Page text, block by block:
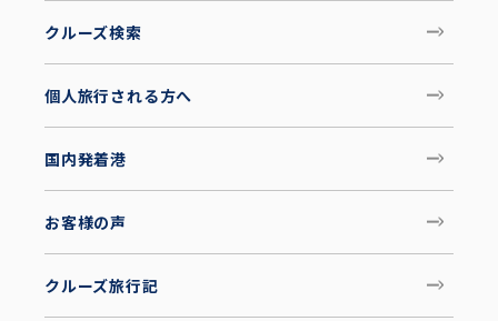
クルーズ検索
個人旅行される方へ
国内発着港
お客様の声
クルーズ旅行記